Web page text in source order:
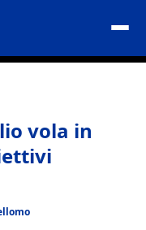
vola in